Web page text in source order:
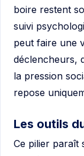
boire restent
suivi
peut faire une
déclencheurs,
la pression
repose
Les outils
Ce pilier paraît